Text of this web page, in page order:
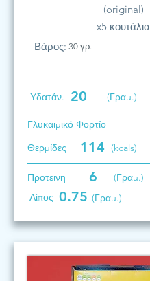
(original)
x5 κουτάλια
Βάρος: 30 γρ.
Υδατάν. 20 (Γραμ.)
Γλυκαιμικό Φορτίο
Θερμίδες
114 (kcals)
Προτεινη 6
(Γραμ.)
Λίπος 0.75 (Γραμ.)